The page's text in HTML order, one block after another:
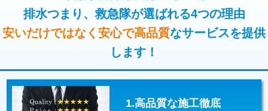
モルタル補修（厚さ10㎝超え） 38,500円
追加人工 16,500円
理・調整・分解・加工など（軽作業）
止水・漏水調査・防水処理・清掃・修
理・調整・分解・加工など（中作業）
22,000円
止水・漏水調査・防水処理・清掃・修
理・調整・分解・加工など（重作業）
33,000円
その他部品の脱着 8,800円～
排水つまり、救急隊が選ばれる4つの理由
安いだけではなく安心で高品質なサービスを提供
します！
1.高品質な施工徹底